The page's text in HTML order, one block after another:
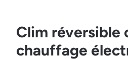
Clim réversible
chauffage